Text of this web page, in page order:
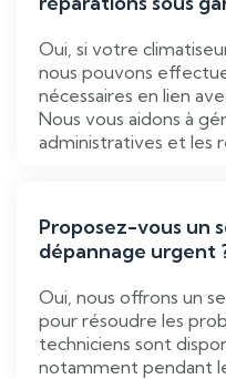
Oui, si votre
nous pouvons
nécessaires en lien
Nous vous aidons à
administratives et les
Proposez-vous un
dépannage urgent
Oui, nous offrons un
pour résoudre les
techniciens sont
notamment pendant